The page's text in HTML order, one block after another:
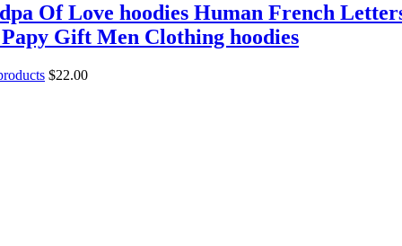
Of Love hoodies Human French
Gift Men Clothing hoodies
$22.00